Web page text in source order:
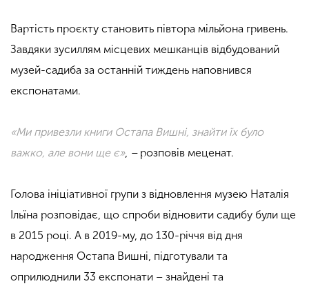
Вартість проєкту становить півтора мільйона гривень.
Завдяки зусиллям місцевих мешканців відбудований
музей-садиба за останній тиждень наповнився
експонатами.
«Ми привезли книги Остапа Вишні, знайти їх було
важко, але вони ще є», –розповів меценат.
Голова ініціативної групи з відновлення музею Наталія
Ільїна розповідає, що спроби відновити садибу були ще
в 2015 році. А в 2019-му, до 130-річчя від дня
народження Остапа Вишні, підготували та
оприлюднили 33 експонати – знайдені та